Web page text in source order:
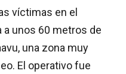
víctimas en el
a unos 60 metros de
una zona muy
El operativo fue